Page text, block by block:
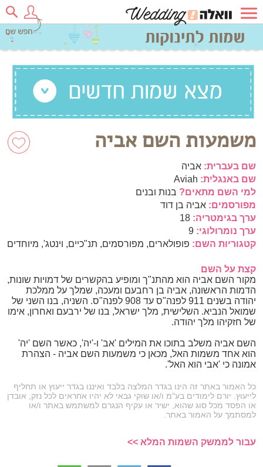
משמעות השם אביה
שם בעברית: אביה
שם באנגלית: Aviah
למי השם מתאים? בנות ובנים
מפורסמים: אביה בן דוד
ערך בגימטריה: 18
ערך נומרולוגי: 9
קטגוריות השם: פופולארים, מפורסמים, תנ"כיים, וינטג', מיוחדים
קצת על השם
מקור השם אביה הוא מהתנ"ך ומופיע בהקשרים של דמויות שונות,
הדמות הראשונה, אביה בן רחבעם ומעכה, שמלך על ממלכת
יהודה בשנים 911 לפנה"ס עד 908 לפנה"ס. השניה, בנו השני של
שמואל הנביא. השלישית, מלך ישראל, בנו של ירבעם ואחרון, אימו
של חזקיהו מלך יהודה.
השם אביה משלב בתוכו את המילים 'אב' ו-'יה', כאשר השם 'יה'
הוא אחד משמות האל, מכאן כי משמעות השם אביה - הצהרת
אמונה כי 'אבי הוא האל'.
כל האמור באתר זה הינו בגדר המלצה בלבד ואיננו בגדר ייעוץ או תחליף
לייעוץ. יורם לימודים בע"מ ו/או שוקי גבאי לא יהיו אחראים לכל נזק, אובדן
או הפסד מכל סוג שהוא, ישיר או עקיף הנגרם למשתמש באתר ו/או
למסתמך על האמור באתר.
עבור לממשק השמות המלא >>